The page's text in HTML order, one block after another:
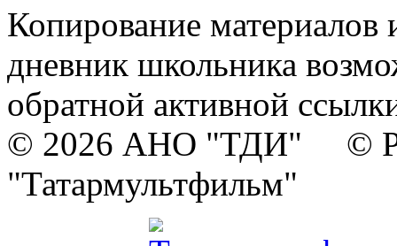
Копирование материалов
дневник школьника
обратной активной
© 2026 АНО "ТДИ" ©
"Татармультфильм"